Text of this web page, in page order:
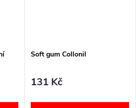
Soft gum Collonil
131 Kč